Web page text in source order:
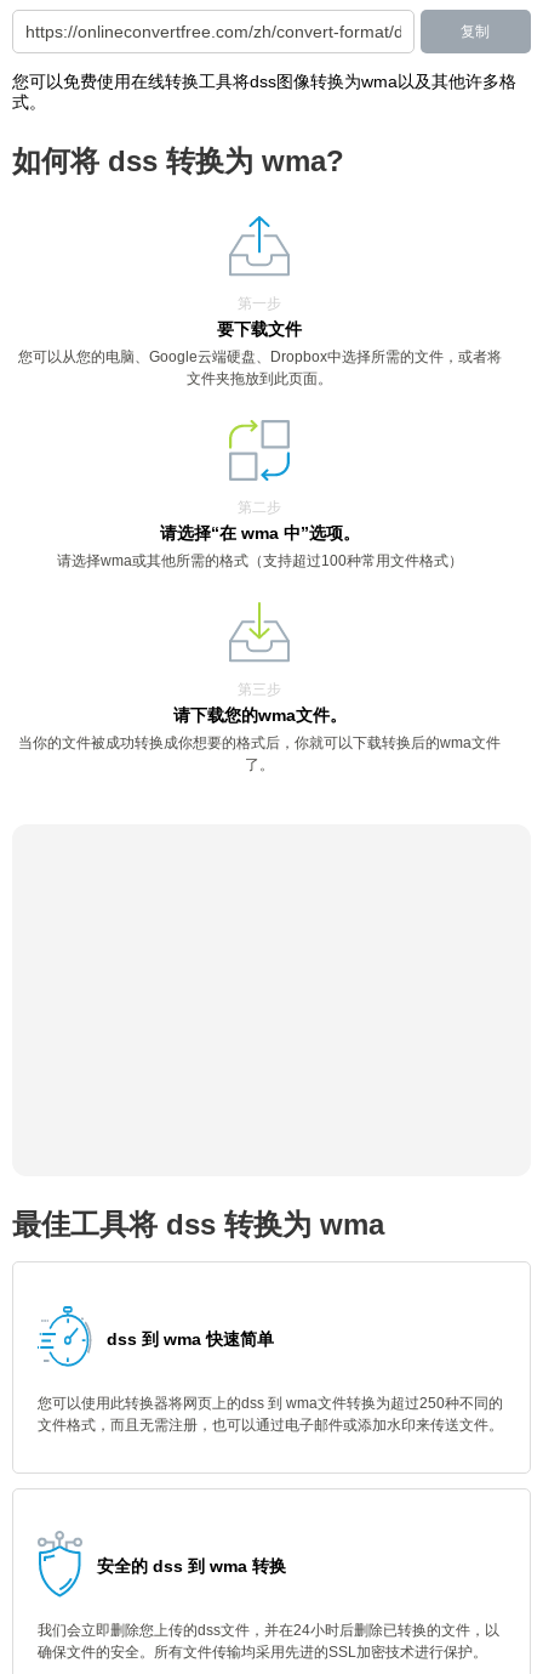
复制
您可以免费使用在线转换工具将dss图像转换为wma以及其他许多格
式。
如何将 dss 转换为 wma?
第一步
要下载文件
您可以从您的电脑、Google云端硬盘、Dropbox中选择所需的文件，或者将
文件夹拖放到此页面。
第二步
请选择“在 wma 中”选项。
请选择wma或其他所需的格式（支持超过100种常用文件格式）
第三步
请下载您的wma文件。
当你的文件被成功转换成你想要的格式后，你就可以下载转换后的wma文件
了。
最佳工具将 dss 转换为 wma
dss 到 wma 快速简单
您可以使用此转换器将网页上的dss 到 wma文件转换为超过250种不同的
文件格式，而且无需注册，也可以通过电子邮件或添加水印来传送文件。
安全的 dss 到 wma 转换
我们会立即删除您上传的dss文件，并在24小时后删除已转换的文件，以
确保文件的安全。所有文件传输均采用先进的SSL加密技术进行保护。